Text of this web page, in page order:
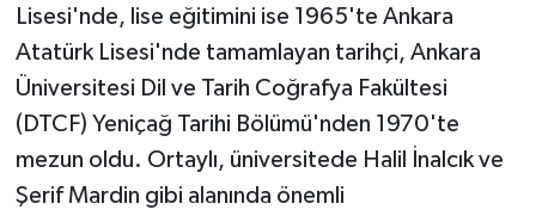
Lisesi'nde, lise eğitimini ise 1965'te Ankara
Atatürk Lisesi'nde tamamlayan tarihçi, Ankara
Üniversitesi Dil ve Tarih Coğrafya Fakültesi
(DTCF) Yeniçağ Tarihi Bölümü'nden 1970'te
mezun oldu. Ortaylı, üniversitede Halil İnalcık ve
Şerif Mardin gibi alanında önemli